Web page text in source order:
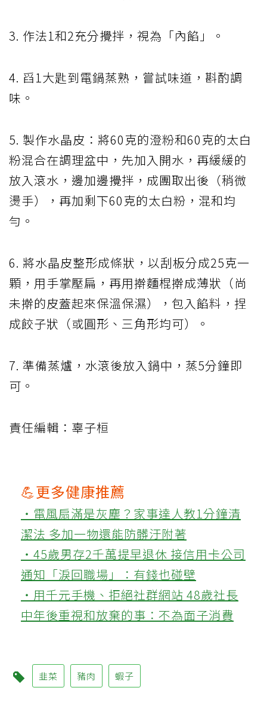
3. 作法1和2充分攪拌，視為「內餡」。
4. 舀1大匙到電鍋蒸熟，嘗試味道，斟酌調
味。
5. 製作水晶皮：將60克的澄粉和60克的太白
粉混合在調理盆中，先加入開水，再緩緩的
放入滾水，邊加邊攪拌，成團取出後（稍微
燙手），再加剩下60克的太白粉，混和均
勻。
6. 將水晶皮整形成條狀，以刮板分成25克一
顆，用手掌壓扁，再用擀麵棍擀成薄狀（尚
未擀的皮蓋起來保溫保濕），包入餡料，捏
成餃子狀（或圓形、三角形均可）。
7. 準備蒸爐，水滾後放入鍋中，蒸5分鐘即
可。
責任編輯：辜子桓
💪更多健康推薦
‧電風扇滿是灰塵？家事達人教1分鐘清
潔法 多加一物還能防髒汙附著
‧45歲男存2千萬提早退休 接信用卡公司
通知「淚回職場」：有錢也碰壁
‧用千元手機、拒絕社群網站 48歲社長
中年後重視和放棄的事：不為面子消費
韭菜 豬肉 蝦子